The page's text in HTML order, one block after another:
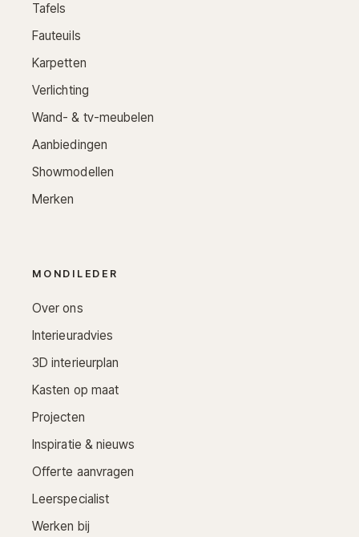
Tafels
Fauteuils
Karpetten
Verlichting
Wand- & tv-meubelen
Aanbiedingen
Showmodellen
Merken
MONDILEDER
Over ons
Interieuradvies
3D interieurplan
Kasten op maat
Projecten
Inspiratie & nieuws
Offerte aanvragen
Leerspecialist
Werken bij